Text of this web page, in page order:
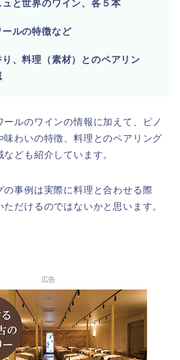
と世界のワイン、各５本
ルの特徴など
、料理（素材）とのペアリン
ールのワインの情報に加えて、ピノ
味わいの特徴、料理とのペアリング
ども紹介しています。
の事例は実際に料理と合わせる際
だけるのではないかと思います。
広告